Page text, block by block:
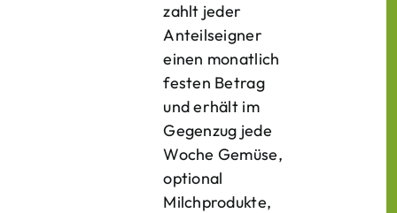
zahlt jeder
Anteilseigner
einen monatlich
festen Betrag
und erhält im
Gegenzug jede
Woche Gemüse,
optional
Milchprodukte,